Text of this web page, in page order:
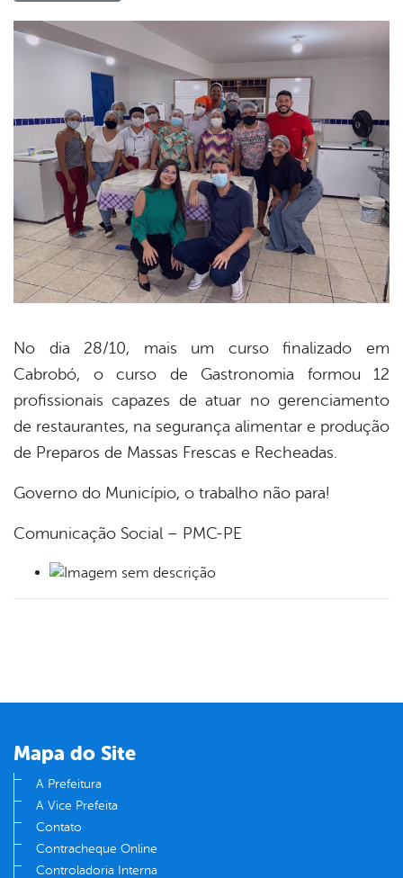
No dia 28/10, mais um curso finalizado em
Cabrobó, o curso de Gastronomia formou 12
profissionais capazes de atuar no gerenciamento
de restaurantes, na segurança alimentar e produção
de Preparos de Massas Frescas e Recheadas.
Governo do Município, o trabalho não para!
Comunicação Social – PMC-PE
Mapa do Site
A Prefeitura
A Vice Prefeita
Contato
Contracheque Online
Controladoria Interna